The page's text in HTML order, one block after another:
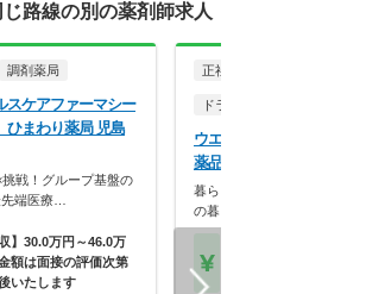
路線の別の薬剤師求人
調剤薬局
スケアファーマシー
まわり薬局 児島
戦！グループ基盤の
端医療…
収】30.0万円～46.0万
額は面接の評価次第
いたします
正社員
ドラッグストア（調剤併設
ウエルシア薬局株式会社
薬品倉敷林店
暮らしを支える仕事だから、
の暮らしも大切に。業…